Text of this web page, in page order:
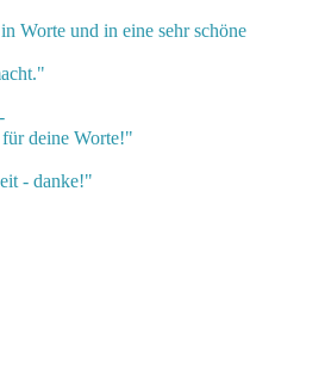
Worte und in eine sehr schöne
für deine Worte!"
- danke!"